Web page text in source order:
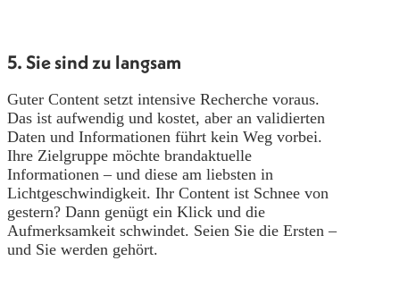
5. Sie sind zu langsam
Guter Content setzt intensive Recherche voraus.
Das ist aufwendig und kostet, aber an validierten
Daten und Informationen führt kein Weg vorbei.
Ihre Zielgruppe möchte brandaktuelle
Informationen – und diese am liebsten in
Lichtgeschwindigkeit. Ihr Content ist Schnee von
gestern? Dann genügt ein Klick und die
Aufmerksamkeit schwindet. Seien Sie die Ersten –
und Sie werden gehört.